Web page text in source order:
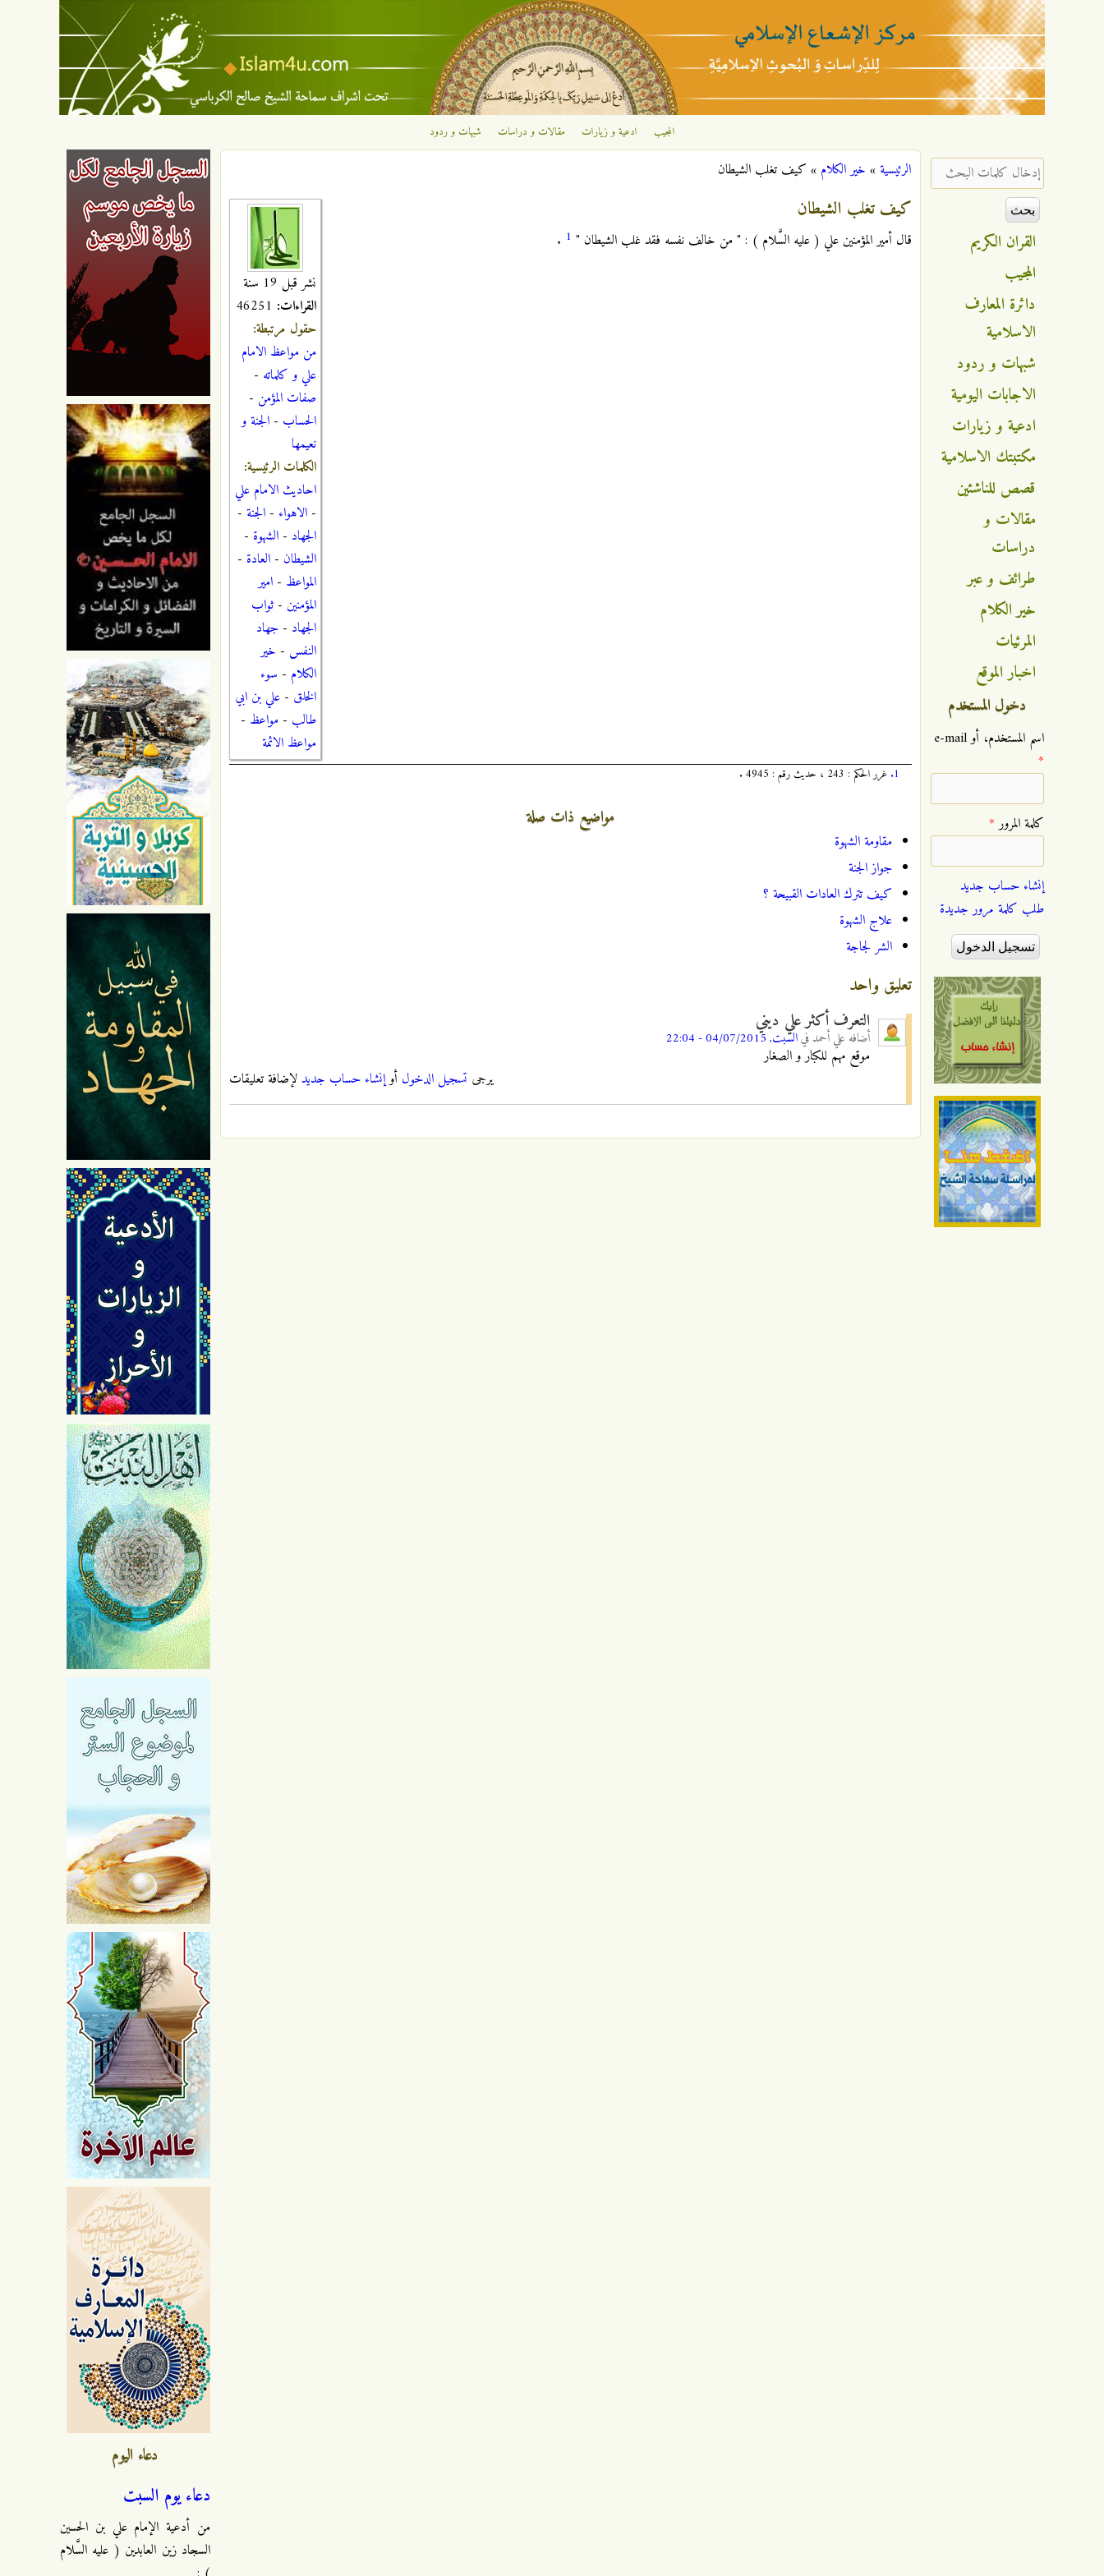
تجاوز إلى المحتوى الرئيسي
الإشعاع
الإسلامي
المجيب ادعية و زيارات مقالات و دراسات شبهات و ردود
أنت هنا
الرئيسية» خير الكلام » كيف تغلب الشيطان
نشر قبل 19 سنة
القراءات:
حقول مرتبطة:
من مواعظ الامام
علي و كلماته -
صفات المؤمن -
الحساب - الجنة و
نعيمها
الكلمات الرئيسية:
احاديث الامام علي
- الاهواء - الجنة -
الجهاد - الشهوة -
الشيطان - العادة -
المواعظ - امير
المؤمنين - ثواب
الجهاد - جهاد
النفس - خير
الكلام - سوء
الخلق - علي بن ابي
طالب - مواعظ -
مواعظ الائمة
كيف تغلب الشيطان
قال أمير المؤمنين علي ( عليه السَّلام ) : " من خالف نفسه فقد غلب الشيطان " 1
.
1. غرر الحكم : 243 ، حديث رقم : 4945 .
مواضيع ذات صلة
مقاومة الشهوة
جواز الجنة
كيف تترك العادات القبيحة ؟
علاج الشهوة
الشر لجاجة
تعليق واحد
التعرف أكثر علي ديني
أضافه علي‎ ‎أحمد فيالسبت, 04/07/2015 - 22:04
موقع مهم للكبار و الصغار
يرجى تسجيل الدخول أوإنشاء حساب جديد لإضافة تعليقات
دعاء اليوم
دعاء يوم السبت
من أدعية الإمام علي بن الحسين
السجاد زين العابدين ( عليه السَّلام
‏إدخال كلمات البحث ‏
القران الكريم
المجيب
دائرة المعارف
الاسلامية
شبهات و ردود
الاجابات اليومية
ادعية و زيارات
مكتبتك الاسلامية
قصص للناشئين
مقالات و
دراسات
طرائف و عبر
خير الكلام
المرئيات
اخبار الموقع
دخول المستخدم
‏اسم المستخدم، أو e-mail
*
‏كلمة المرور ‏*
إنشاء حساب جديد
طلب كلمة مرور جديدة